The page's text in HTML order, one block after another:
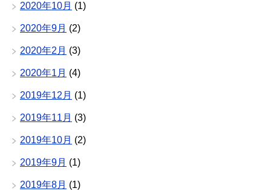
2020年10月 (1)
2020年9月 (2)
2020年2月 (3)
2020年1月 (4)
2019年12月 (1)
2019年11月 (3)
2019年10月 (2)
2019年9月 (1)
2019年8月 (1)